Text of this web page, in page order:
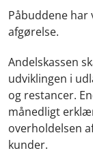
Påbuddene har
afgørelse.
Andelskassen
udviklingen i
og restancer.
månedligt
overholdelsen
kunder.